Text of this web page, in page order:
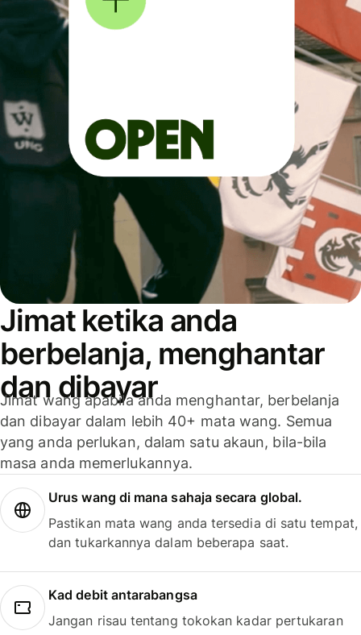
Jimat ketika anda
berbelanja, menghantar
dan dibayar
Jimat wang apabila anda menghantar, berbelanja
dan dibayar dalam lebih 40+ mata wang. Semua
yang anda perlukan, dalam satu akaun, bila-bila
masa anda memerlukannya.
Urus wang di mana sahaja secara global.
Pastikan mata wang anda tersedia di satu tempat,
dan tukarkannya dalam beberapa saat.
Kad debit antarabangsa
Jangan risau tentang tokokan kadar pertukaran